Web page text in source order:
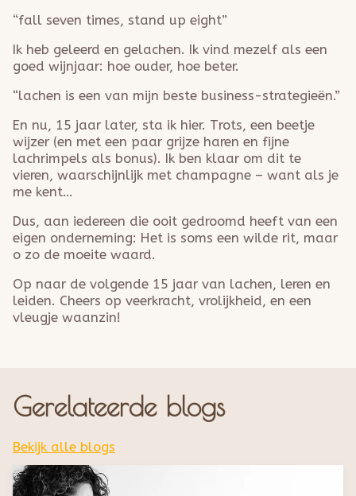
“fall seven times, stand up eight”
Ik heb geleerd en gelachen. Ik vind mezelf als een
goed wijnjaar: hoe ouder, hoe beter.
“lachen is een van mijn beste business-strategieën.”
En nu, 15 jaar later, sta ik hier. Trots, een beetje
wijzer (en met een paar grijze haren en fijne
lachrimpels als bonus). Ik ben klaar om dit te
vieren, waarschijnlijk met champagne – want als je
me kent…
Dus, aan iedereen die ooit gedroomd heeft van een
eigen onderneming: Het is soms een wilde rit, maar
o zo de moeite waard.
Op naar de volgende 15 jaar van lachen, leren en
leiden. Cheers op veerkracht, vrolijkheid, en een
vleugje waanzin!
Gerelateerde blogs
Bekijk alle blogs